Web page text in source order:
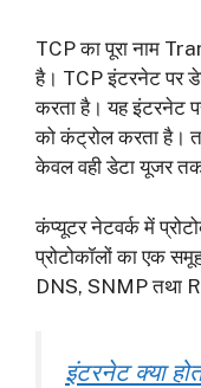
TCP का पूरा नाम
है। TCP इंटरनेट पर
करता है। यह इंटरनेट
को कंट्रोल करता है।
केवल वही डेटा यूजर
कंप्यूटर नेटवर्क में
प्रोटोकॉलों का एक
DNS, SNMP तथा
इंटरनेट क्या